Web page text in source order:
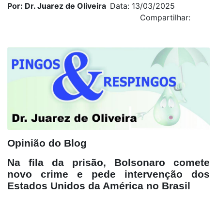
Por: Dr. Juarez de Oliveira Data: 13/03/2025
Compartilhar:
Opinião do Blog
Na fila da prisão, Bolsonaro comete
novo crime e pede intervenção dos
Estados Unidos da América no Brasil